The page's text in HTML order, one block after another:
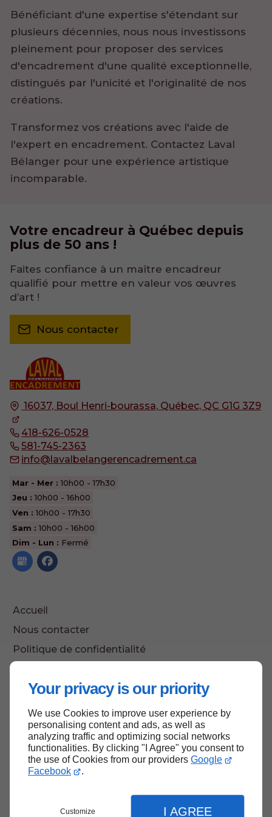
Your privacy is our priority
We use Cookies to improve user experience by
personalising content and ads, as well as
analyzing traffic and optimizing social networks
functionalities. By clicking "I Agree" you consent to
the use of Cookies from our providers Google
Facebook
.
Customize I AGREE
Bénéficiant d'une expertise s'étendant sur
plusieurs décennies, nous nous investissons
pleinement pour proposer des services
d'encadrement d'une qualité exceptionnelle,
distingués par l'unicité et l'originalité de nos
créations.
Transformez vos créations avec l'aide de
l'expert en encadrement. Contactez Laval
Bélanger pour une expérience artistique
incomparable.
16037, Boul Henri-bourassa, Québec, QC G1G 3Z9
418-626-0528
581-745-2363
info@lavalbelangerencadrement.ca
Mar - Mer : 10h00 - 17h30
Jeu : 10h00 - 16h00
Ven : 10h00 - 17h30
Sam : 10h00 - 16h00
Dim - Lun : Fermé
Accueil
Nous contacter
Politique de confidentialité
Votre encadreur à Québec depuis
plus de 50 ans !
Faites confiance à un maître encadreur
qualifié pour mettre en valeur vos œuvres
d’art !
Nous contacter
Haut de page